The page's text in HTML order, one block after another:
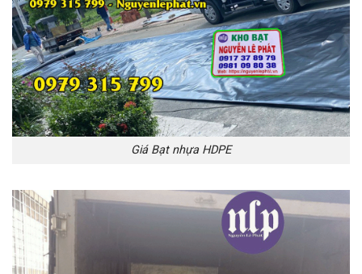
Giá Bạt nhựa HDPE